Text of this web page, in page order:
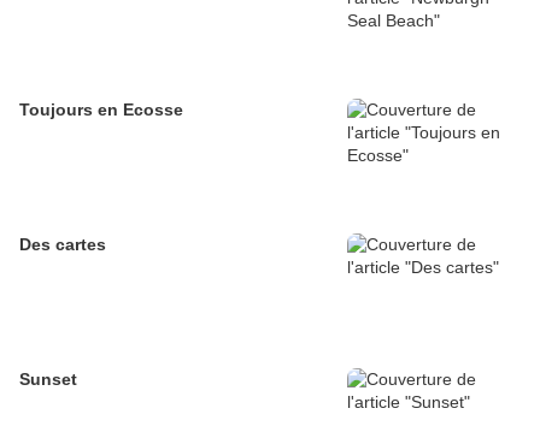
Toujours en Ecosse
Des cartes
Sunset